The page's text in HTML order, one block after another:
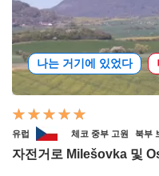
나는 거기에 있었다
유럽 체코 중부 고원 북부
자전거로 Milešovka 및